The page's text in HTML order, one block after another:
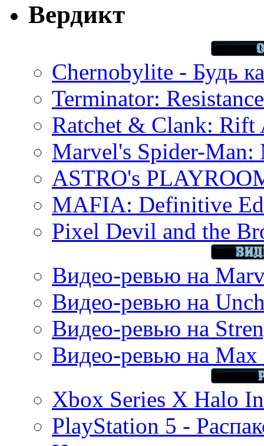
Вердикт
Chernobylite - Будь
Terminator:
Ratchet & Clank: Rift
Marvel's Spider-Man:
ASTRO's
MAFIA: Definitive
Pixel Devil and the
Видео-ревью на
Видео-ревью на
Видео-ревью на
Видео-ревью на Max
Xbox Series X Halo
PlayStation 5 -